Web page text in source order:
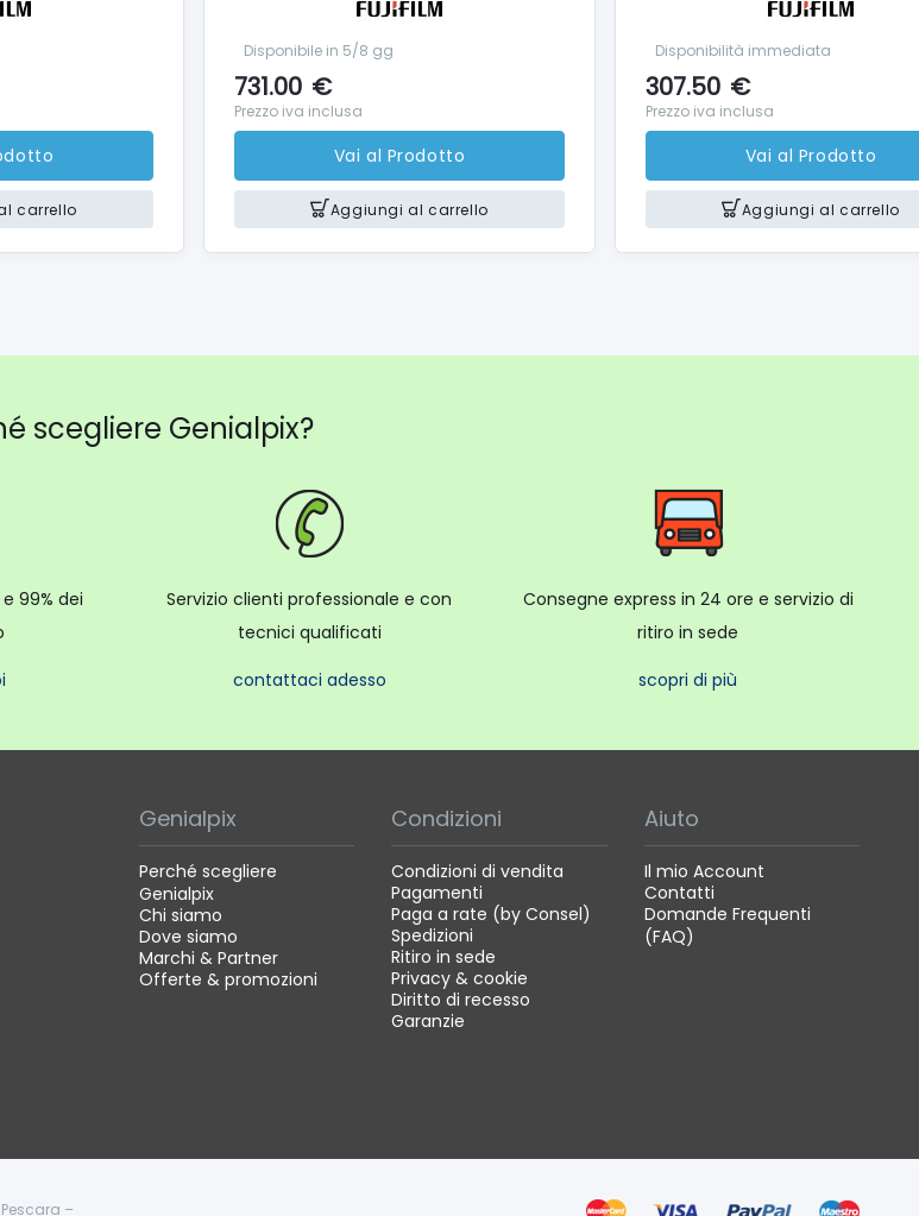
carrello
Disponibile in 5/8 gg
731.00 €
Prezzo iva inclusa
Vai al Prodotto
Aggiungi al carrello
Disponibilità immediata
307.50 €
Prezzo iva inclusa
Vai al Prodotto
Aggiungi al carrello
scegliere Genialpix?
99% dei
Servizio clienti professionale e con
tecnici qualificati
contattaci adesso
Consegne express in 24 ore e servizio di
ritiro in sede
scopri di più
Genialpix
Perché scegliere
Genialpix
Chi siamo
Dove siamo
Marchi & Partner
Offerte & promozioni
Condizioni
Condizioni di vendita
Pagamenti
Paga a rate (by Consel)
Spedizioni
Ritiro in sede
Privacy & cookie
Diritto di recesso
Garanzie
Aiuto
Il mio Account
Contatti
Domande Frequenti
(FAQ)
–